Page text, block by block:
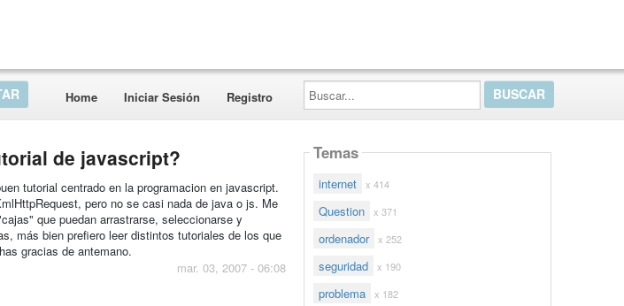
Home Iniciar Sesión Registro
Buscar...
de javascript?
tutorial centrado en la programacion en javascript.
pero no se casi nada de java o js. Me
que puedan arrastrarse, seleccionarse y
más bien prefiero leer distintos tutoriales de los que
gracias de antemano.
mar. 03, 2007 - 06:08
Temas
internet x 414
Question x 371
ordenador x 252
seguridad x 190
problema x 182